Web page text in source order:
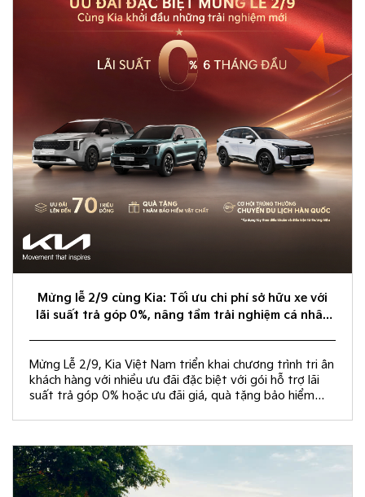
Mừng lễ 2/9 cùng Kia: Tối ưu chi phí sở hữu xe với
lãi suất trả góp 0%, nâng tầm trải nghiệm cá nhân
Mừng Lễ 2/9, Kia Việt Nam triển khai chương trình tri ân
khách hàng với nhiều ưu đãi đặc biệt với gói hỗ trợ lãi
suất trả góp 0% hoặc ưu đãi giá, quà tặng bảo hiểm